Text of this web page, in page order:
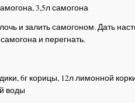
3,5л самогона
и залить самогоном. Дать
и перегнать.
6г корицы, 12л лимонной
воды